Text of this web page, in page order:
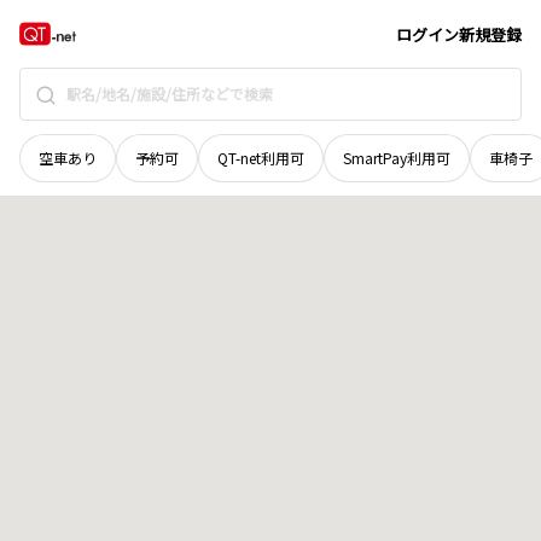
ログイン新規登録
空車あり 予約可 QT-net利用可 SmartPay利用可 車椅子
北海道 地域選択で探す